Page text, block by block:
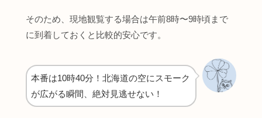
そのため、現地観覧する場合は午前8時〜9時頃まで
に到着しておくと比較的安心です。
本番は10時40分！北海道の空にスモーク
が広がる瞬間、絶対見逃せない！